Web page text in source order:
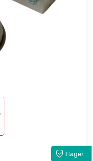
I lager